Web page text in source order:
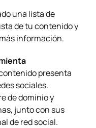
una lista de
de tu contenido y
información.
presenta
sociales.
de dominio y
junto con sus
de red social.